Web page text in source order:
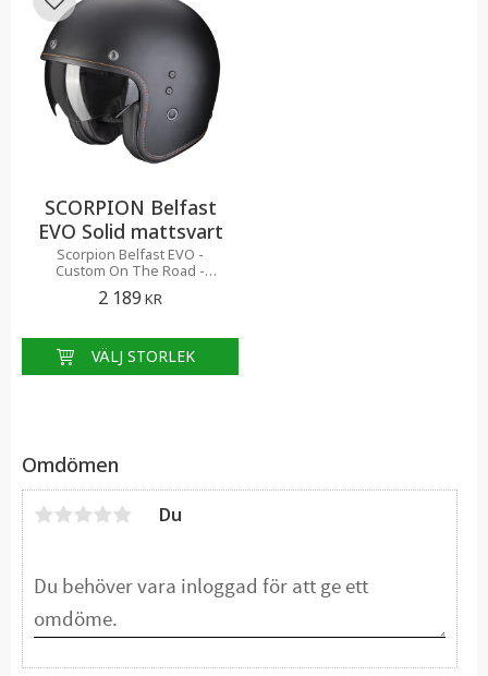
Omdömen
Du
SCORPION Belfast
EVO Solid mattsvart
Scorpion Belfast EVO -
Custom On The Road -
Jethjälm med retrokänsla, hög
komfort och modern teknik
2 189 KR
Lägg till i favoriter